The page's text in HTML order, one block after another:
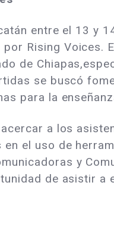
entre el 13 y
Rising Voices.
de
se buscó
para la
a los
el uso de
y
de asistir